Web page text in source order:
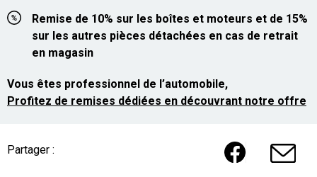
Remise de 10% sur les boîtes et moteurs et de 15%
sur les autres pièces détachées en cas de retrait
en magasin
Vous êtes professionnel de l’automobile,
Profitez de remises dédiées en découvrant notre offre
Partager :